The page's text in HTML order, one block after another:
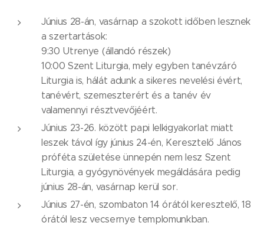
Június 28-án, vasárnap a szokott időben lesznek
a szertartások:
9:30 Utrenye (állandó részek)
10:00 Szent Liturgia, mely egyben tanévzáró
Liturgia is, hálát adunk a sikeres nevelési évért,
tanévért, szemeszterért és a tanév év
valamennyi résztvevőjéért.
Június 23-26. között papi lelkigyakorlat miatt
leszek távol így június 24-én, Keresztelő János
próféta születése ünnepén nem lesz Szent
Liturgia, a gyógynövények megáldására pedig
június 28-án, vasárnap kerül sor.
Június 27-én, szombaton 14 órától keresztelő, 18
órától lesz vecsernye templomunkban.